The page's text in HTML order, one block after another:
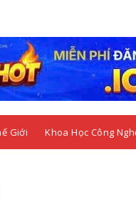
Giới Khoa Học Công